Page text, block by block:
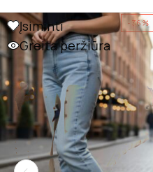
-36%
Įsiminti
Greita peržiūra